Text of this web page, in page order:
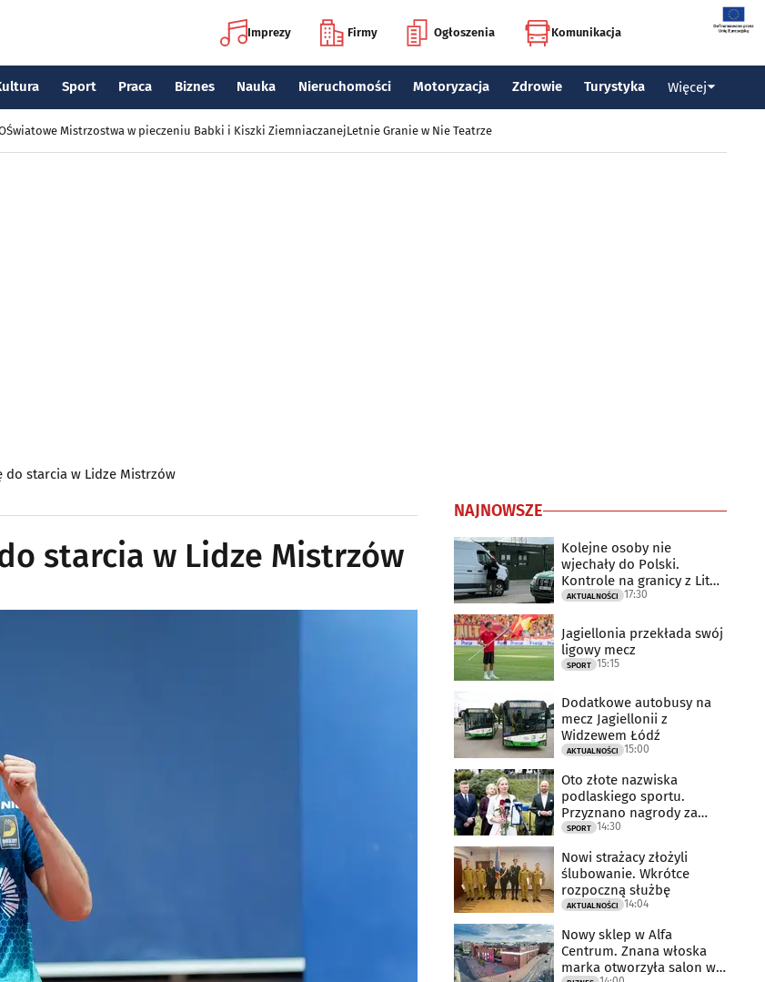
Imprezy Firmy Ogłoszenia Komunikacja
Sport Praca Biznes Nauka Nieruchomości Motoryzacja Zdrowie Turystyka Więcej
Światowe Mistrzostwa w pieczeniu Babki i Kiszki ZiemniaczanejLetnie Granie w Nie Teatrze
do starcia w Lidze Mistrzów
starcia w Lidze Mistrzów
NAJNOWSZE
Kolejne osoby nie
wjechały do Polski.
Kontrole na granicy z Litwą
trwają
AKTUALNOŚCI 17:30
Jagiellonia przekłada swój
ligowy mecz
SPORT 15:15
Dodatkowe autobusy na
mecz Jagiellonii z
Widzewem Łódź
AKTUALNOŚCI 15:00
Oto złote nazwiska
podlaskiego sportu.
Przyznano nagrody za
2025 rok
SPORT 14:30
Nowi strażacy złożyli
ślubowanie. Wkrótce
rozpoczną służbę
AKTUALNOŚCI 14:04
Nowy sklep w Alfa
Centrum. Znana włoska
marka otworzyła salon w